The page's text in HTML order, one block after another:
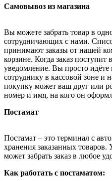
Самовывоз из магазина
Вы можете забрать товар в
сотрудничающих с нами.
принимают заказы от нашей
корзине. Когда заказ
уведомление. Вы просто идёте
сотруднику в кассовой зоне и
покупку может ваш друг или
номер и имя, на кого он
Постамат
Постамат – это терминал с
хранения заказанных товаров.
может забрать заказ в любое
Как работать с постаматом: